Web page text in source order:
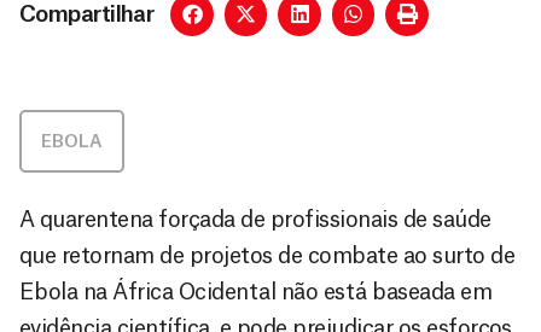
Compartilhar
EBOLA
A quarentena forçada de profissionais de saúde
que retornam de projetos de combate ao surto de
Ebola na África Ocidental não está baseada em